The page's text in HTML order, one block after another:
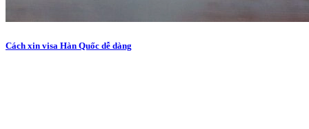
Cách xin visa Hàn Quốc dễ dàng